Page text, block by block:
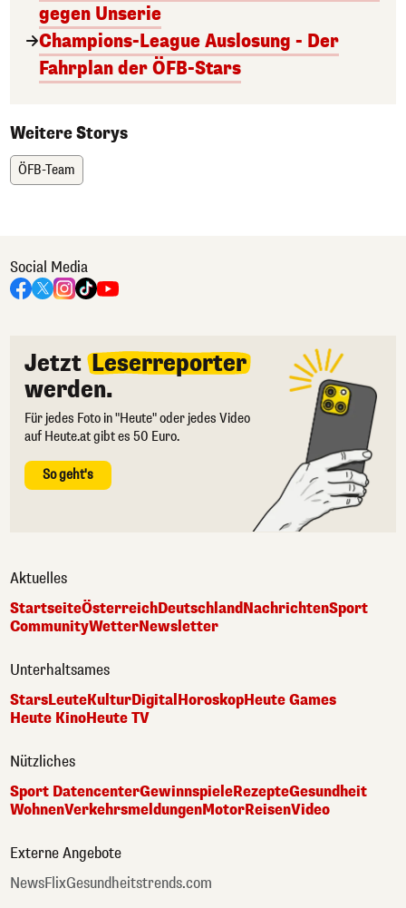
gegen Unserie
Champions-League Auslosung - Der
Fahrplan der ÖFB-Stars
Weitere Storys
ÖFB-Team
Social Media
Jetzt Leserreporter
werden.
Für jedes Foto in "Heute" oder jedes Video
auf Heute.at gibt es 50 Euro.
So geht's
Aktuelles
StartseiteÖsterreichDeutschlandNachrichtenSport
CommunityWetterNewsletter
Unterhaltsames
StarsLeuteKulturDigital HoroskopHeute Games
Heute KinoHeute TV
Nützliches
Sport DatencenterGewinnspieleRezepteGesundheit
WohnenVerkehrsmeldungenMotorReisenVideo
Externe Angebote
NewsFlixGesundheitstrends.com